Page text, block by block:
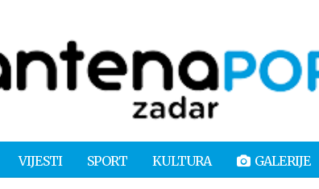
VIJESTI SPORT KULTURA GALERIJE